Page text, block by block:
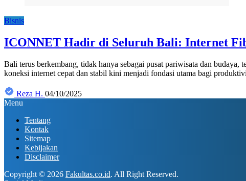
Bisnis
ICONNET Hadir di Seluruh Bali: Internet
Bali terus berkembang, tidak hanya sebagai pusat pariwisata dan
koneksi internet cepat dan stabil kini menjadi fondasi utama bagi
Reza H. 04/10/2025
Menu
Tentang
Kontak
Sitemap
Kebijakan
Disclaimer
Copyright © 2026 Fakultas.co.id. All Right Reserved.